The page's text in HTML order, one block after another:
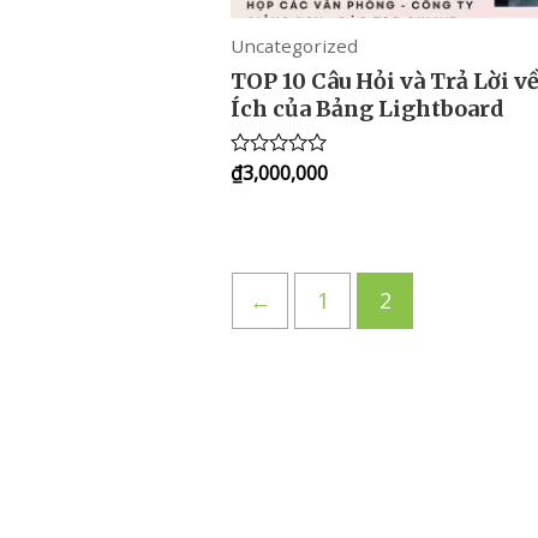
Uncategorized
TOP 10 Câu Hỏi và Trả Lời
Ích của Bảng Lightboard
Rated
0
₫3,000,000
← 1 2